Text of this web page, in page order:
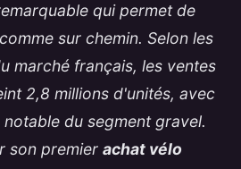
qui permet de
sur chemin. Selon les
marché français, les ventes
2,8 millions d'unités, avec
du segment gravel.
son premier achat vélo